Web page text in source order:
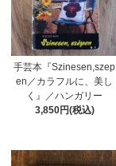
手芸本『Szinesen,szep
en／カラフルに、美し
く』／ハンガリー
3,850円(税込)